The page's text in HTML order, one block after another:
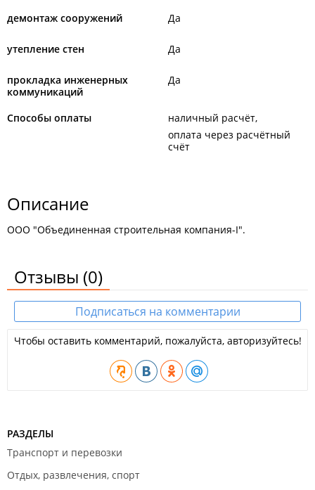
демонтаж сооружений Да
утепление стен Да
прокладка инженерных
коммуникаций
Да
Способы оплаты
наличный расчёт
оплата через расчётный
счёт
Описание
ООО "Объединенная строительная компания-I".
Отзывы (0)
Подписаться на комментарии
Чтобы оставить комментарий, пожалуйста, авторизуйтесь!
РАЗДЕЛЫ
Транспорт и перевозки
Отдых, развлечения, спорт